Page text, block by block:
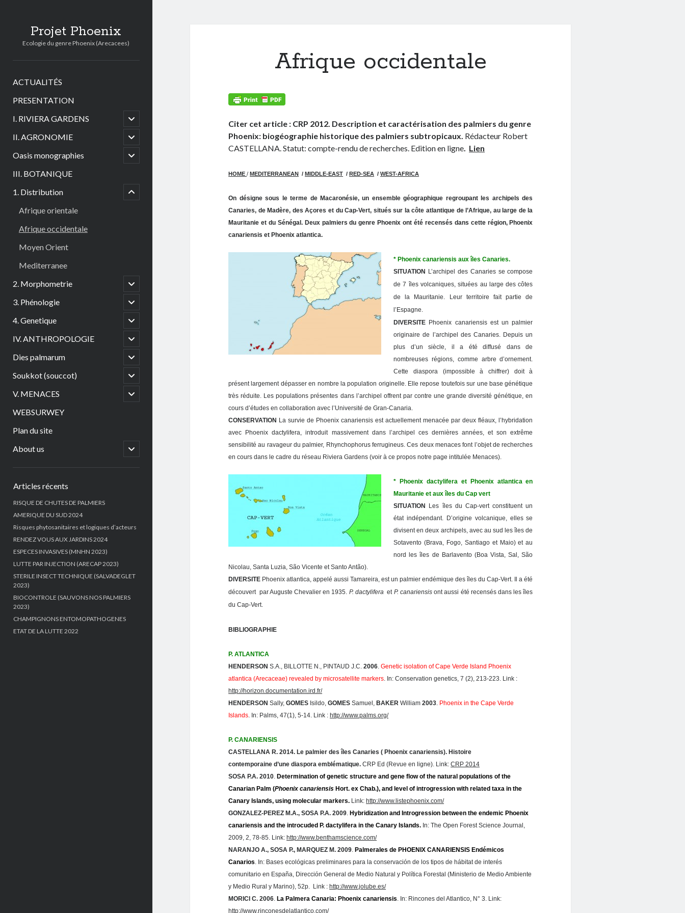
Projet Phoenix
Ecologie du genre Phoenix (Arecacees)
ACTUALITÉS
PRESENTATION
I. RIVIERA GARDENS
open
child
menu
II. AGRONOMIE
open
child
menu
Oasis monographies
open
child
III. BOTANIQUE
1. Distribution
open
child
Afrique orientale
Afrique occidentale
Moyen Orient
Mediterranee
2. Morphometrie
open
child
menu
3. Phénologie
open
child
menu
4. Genetique
open
child
menu
IV. ANTHROPOLOGIE
open
child
menu
Dies palmarum
open
child
menu
Soukkot (souccot)
open
child
menu
V. MENACES
open
child
WEBSURWEY
Plan du site
About us
open
child
Articles récents
RISQUE DE CHUTES DE PALMIERS
AMERIQUE DU SUD 2024
Risques phytosanitaires et logiques d’acteurs
RENDEZ VOUS AUX JARDINS 2024
ESPECES INVASIVES (MNHN 2023)
LUTTE PAR INJECTION (ARECAP 2023)
STERILE INSECT TECHNIQUE (SALVADEGLET
2023)
BIOCONTROLE (SAUVONS NOS PALMIERS
2023)
CHAMPIGNONS ENTOMOPATHOGENES
ETAT DE LA LUTTE 2022
Afrique occidentale
Citer cet article : CRP 2012. Description et caractérisation des palmiers du genre
Phoenix: biogéographie historique des palmiers subtropicaux. Rédacteur Robert
CASTELLANA. Statut: compte-rendu de recherches. Edition en ligne. Lien
HOME/ MEDITERRANEAN / MIDDLE-EAST / RED-SEA /WEST-AFRICA
On désigne sous le terme de Macaronésie, un ensemble géographique regroupant les archipels des
Canaries, de Madère, des Açores et du Cap-Vert, situéssur la côte atlantique de l’Afrique, au large de la
Mauritanie et du Sénégal . Deux palmiers du genre Phoenix ont été recensés dans cette région, Phoenix
canariensis et Phoenix atlantica.
* Phoenix canariensis aux îles Canaries.
SITUATION
L’archipel des Canaries se compose
de 7 îles volcaniques, situées au large des côtes
de la Mauritanie. Leur territoire fait partie de
l’Espagne.
DIVERSITE Phoenix canariensis est un palmier
originaire de l’archipel des Canaries. Depuis un
plus d’un siècle, il a été diffusé dans de
nombreuses régions, comme arbre d’ornement.
Cette diaspora (impossible à chiffrer) doit à
présent largement dépasser en nombre la population originelle. Elle repose toutefois sur une base génétique
très réduite. Les populations présentes dans l’archipel offrent par contre une grande diversité génétique, en
cours d’études en collaboration avec l’Université de Gran-Canaria.
CONSERVATION La survie de Phoenix canariensis est actuellement menacée par deux fléaux, l’hybridation
avec Phoenix dactylifera, introduit massivement dans l’archipel ces dernières années, et son extrême
sensibilité au ravageur du palmier, Rhynchophorus ferrugineus. Ces deux menaces font l’objet de recherches
en cours dans le cadre du réseau Riviera Gardens (voir à ce propos notre page intitulée Menaces).
* Phoenix dactylifera et Phoenix atlantica en
Mauritanie et aux îles du Cap vert
SITUATION
Les îles du Cap-vert constituent un
état indépendant. D’origine volcanique, ellesse
divisent en deux archipels, avec au sud les îles de
Sotavento (Brava, Fogo, Santiago et Maio) et au
nord les îles de Barlavento (Boa Vista, Sal, São
Nicolau, Santa Luzia, São Vicente et Santo Antão).
DIVERSITE Phoenix atlantica, appelé aussi Tamareira, est un palmier endémique des îles du Cap-Vert. Il a été
découvert par Auguste Chevalier en 1935. P. dactylifera et P. canariensisont aussi été recensés dans les îles
du Cap-Vert.
BIBLIOGRAPHIE
P. ATLANTICA
HENDERSONS.A., BILLOTTE N., PINTAUD J.C.2006.Genetic isolation of Cape Verde Island Phoenix
atlantica (Arecaceae) revealed by microsatellite markers. In: Conservation genetics, 7 (2), 213-223. Link :
http://horizon.documentation.ird.fr/
HENDERSONSally,GOMES Isildo,GOMESSamuel, BAKERWilliam2003. Phoenix in the Cape Verde
Islands. In: Palms, 47(1), 5-14. Link : http://www.palms.org/
P. CANARIENSIS
CASTELLANA R. 2014. Le palmier des îles Canaries ( Phoenix canariensis). Histoire
contemporaine d’une diaspora emblématique.CRP Ed (Revue en ligne). Link:CRP 2014
SOSA P.A. 2010. Determination of genetic structure and gene flow of the natural populations of the
Canarian Palm (Phoenix canariensis Hort. ex Chab.), and level of introgression with related taxa in the
Canary Islands, using molecular markers. Link: http://www.listephoenix.com/
GONZALEZ-PEREZ M.A.,SOSA P.A. 2009. Hybridization and Introgression between the endemic Phoenix
canariensis and the introcuded P. dactylifera in the Canary Islands. In: The Open Forest Science Journal,
2009, 2, 78-85. Link: http://www.benthamscience.com/
NARANJO A., SOSA P., MARQUEZ M. 2009. Palmerales de PHOENIX CANARIENSIS Endémicos
Canarios. In: Bases ecológicas preliminares para la conservación de los tipos de hábitat de interés
comunitario en España, Dirección General de Medio Natural y Política Forestal (Ministerio de Medio Ambiente
y Medio Rural y Marino), 52p. Link : http://www.jolube.es/
MORICI C.2006. La Palmera Canaria: Phoenix canariensis. In: Rincones del Atlantico, N° 3. Link:
http://www.rinconesdelatlantico.com/